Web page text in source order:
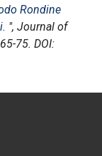
Rondine
", Journal of
75. DOI: